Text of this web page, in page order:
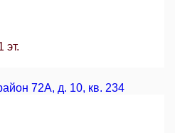
эт.